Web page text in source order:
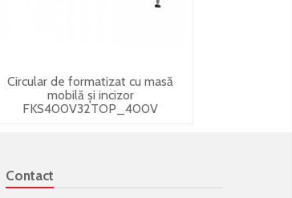
Circular de formatizat cu masă
mobilă și incizor
FKS400V32TOP_400V
Contact